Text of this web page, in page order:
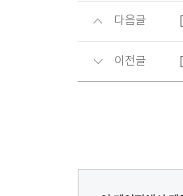
다음글
이전글